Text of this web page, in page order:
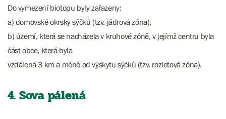
Do vymezení biotopu byly zařazeny:
a) domovské okrsky sýčků (tzv. jádrová zóna),
b) území, která se nacházela v kruhové zóně, v jejímž centru byla
část obce, která byla
vzdálená 3 km a méně od výskytu sýčků (tzv. rozletová zóna).
4. Sova pálená